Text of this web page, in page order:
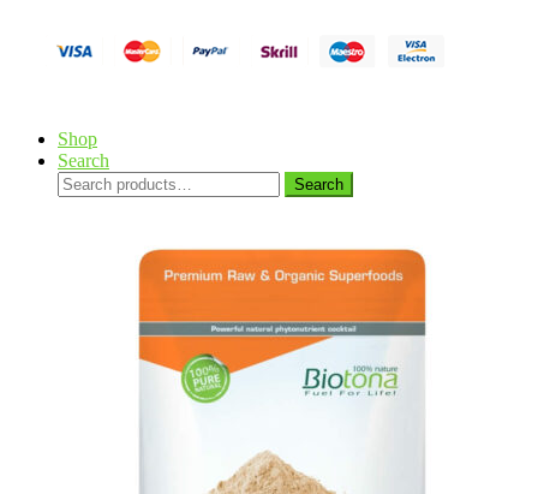
Shop
Search
Search
for:
Search